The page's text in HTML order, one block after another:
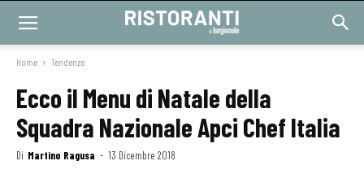
Home Tendenze
Ecco il Menu di Natale della
Squadra Nazionale Apci Chef Italia
Di Martino Ragusa - 13 Dicembre 2018